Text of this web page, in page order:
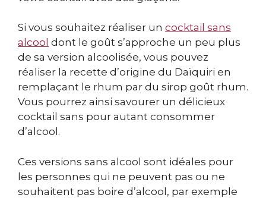
Si vous souhaitez réaliser un cocktail sans
alcool dont le goût s’approche un peu plus
de sa version alcoolisée, vous pouvez
réaliser la recette d’origine du Daïquiri en
remplaçant le rhum par du sirop goût rhum.
Vous pourrez ainsi savourer un délicieux
cocktail sans pour autant consommer
d’alcool.
Ces versions sans alcool sont idéales pour
les personnes qui ne peuvent pas ou ne
souhaitent pas boire d’alcool, par exemple